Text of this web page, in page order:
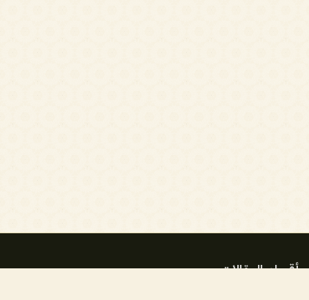
أقسام المقالات